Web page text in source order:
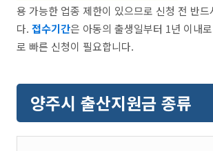
용 가능한 업종 제한이 있으므로 신청 전 반드
다. 접수기간은 아동의 출생일부터 1년 이내
로 빠른 신청이 필요합니다.
양주시 출산지원금 종류